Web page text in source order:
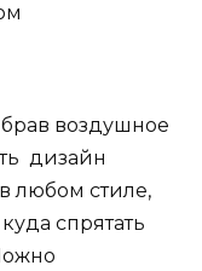
воздушное
дизайн
любом стиле,
спрятать